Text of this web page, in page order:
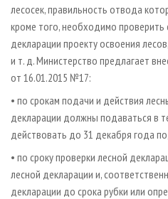
лесосек, правильность отвода
кроме того, необходимо проверить
декларации проекту освоения
и т. д. Министерство предлагает
от 16.01.2015 №17:
• по срокам подачи и действия
декларации должны подаваться в
действовать до 31 декабря года
• по сроку проверки лесной
лесной декларации и,
декларации до срока рубки или